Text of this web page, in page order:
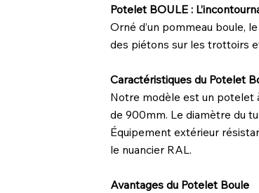
Potelet BOULE :
Orné d’un pommeau boule,
des piétons sur les trottoirs
Caractéristiques du Potelet
Notre modèle est un potelet
de 900mm. Le diamètre du
Équipement extérieur
le nuancier RAL.
Avantages du Potelet Boule